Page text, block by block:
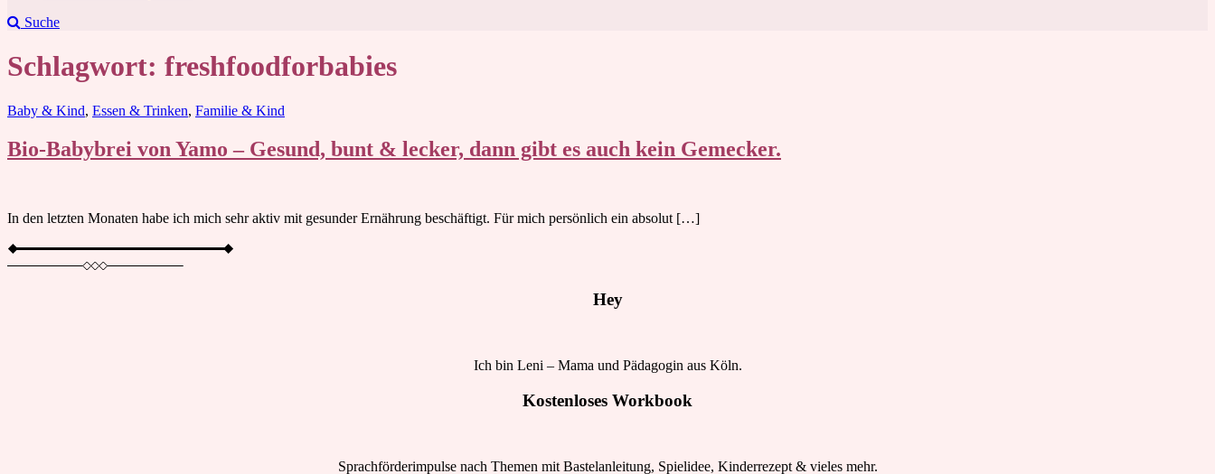
Suche
Schlagwort: freshfoodforbabies
Blog
Baby & Kind, Essen & Trinken, Familie & Kind
Bio-Babybrei von Yamo – Gesund, bunt & lecker, dann gibt es auch kein Gemecker.
In den letzten Monaten habe ich mich sehr aktiv mit gesunder Ernährung beschäftigt. Für mich persönlich ein absolut […]
Hey
Ich bin Leni – Mama und Pädagogin aus Köln.
Kostenloses Workbook
Sprachförderimpulse nach Themen mit Bastelanleitung, Spielidee, Kinderrezept & vieles mehr.